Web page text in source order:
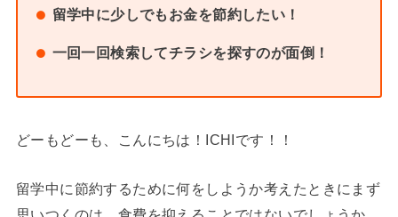
留学中に少しでもお金を節約したい！
一回一回検索してチラシを探すのが面倒！
どーもどーも、こんにちは！ICHIです！！
留学中に節約するために何をしようか考えたときにまず